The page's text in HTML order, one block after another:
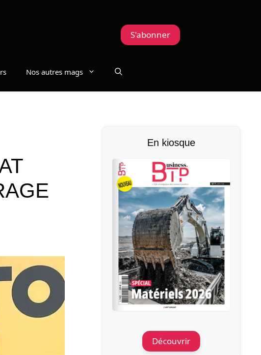
Nos autres mags
S'abonner
En kiosque
Découvrir